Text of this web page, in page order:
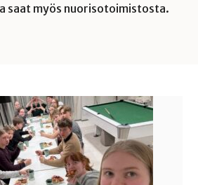
saat myös nuorisotoimistosta.